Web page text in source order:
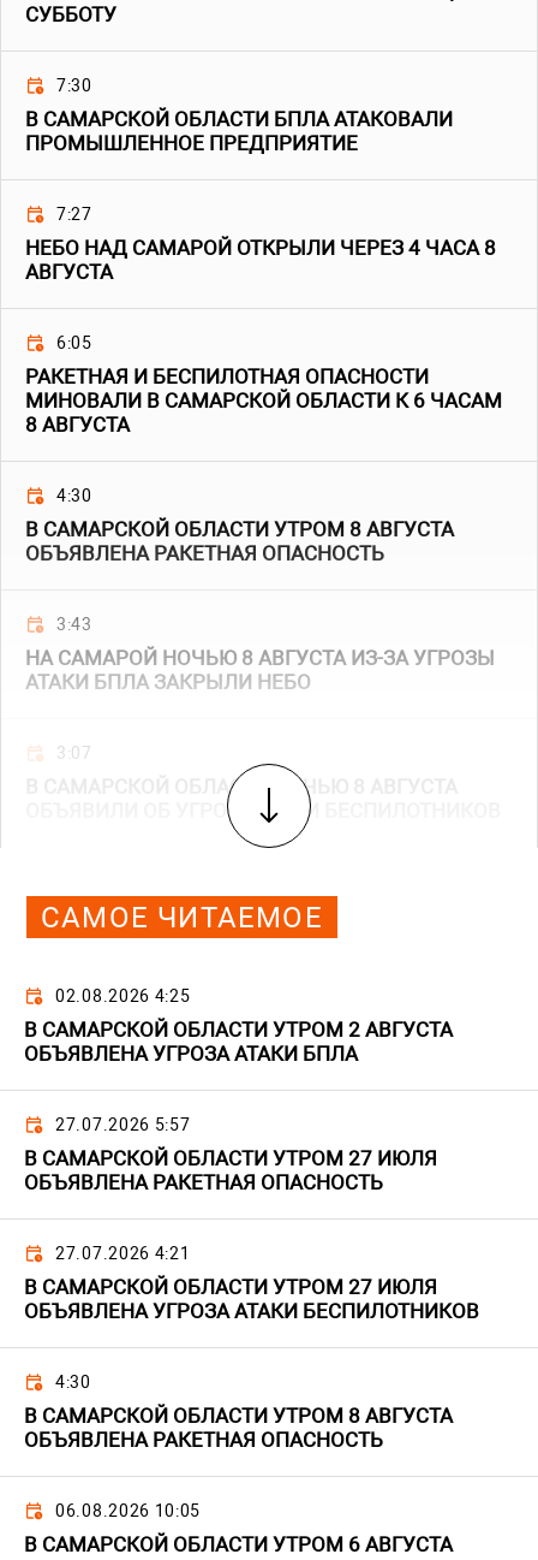
СУББОТУ
7:30
В САМАРСКОЙ ОБЛАСТИ БПЛА АТАКОВАЛИ
ПРОМЫШЛЕННОЕ ПРЕДПРИЯТИЕ
7:27
НЕБО НАД САМАРОЙ ОТКРЫЛИ ЧЕРЕЗ 4 ЧАСА 8
АВГУСТА
6:05
РАКЕТНАЯ И БЕСПИЛОТНАЯ ОПАСНОСТИ
МИНОВАЛИ В САМАРСКОЙ ОБЛАСТИ К 6 ЧАСАМ
8 АВГУСТА
4:30
В САМАРСКОЙ ОБЛАСТИ УТРОМ 8 АВГУСТА
ОБЪЯВЛЕНА РАКЕТНАЯ ОПАСНОСТЬ
3:43
НА САМАРОЙ НОЧЬЮ 8 АВГУСТА ИЗ-ЗА УГРОЗЫ
АТАКИ БПЛА ЗАКРЫЛИ НЕБО
3:07
В САМАРСКОЙ ОБЛАСТИ НОЧЬЮ 8 АВГУСТА
ОБЪЯВИЛИ ОБ УГРОЗЕ АТАКИ БЕСПИЛОТНИКОВ
САМОЕ ЧИТАЕМОЕ
02.08.2026 4:25
В САМАРСКОЙ ОБЛАСТИ УТРОМ 2 АВГУСТА
ОБЪЯВЛЕНА УГРОЗА АТАКИ БПЛА
27.07.2026 5:57
В САМАРСКОЙ ОБЛАСТИ УТРОМ 27 ИЮЛЯ
ОБЪЯВЛЕНА РАКЕТНАЯ ОПАСНОСТЬ
27.07.2026 4:21
В САМАРСКОЙ ОБЛАСТИ УТРОМ 27 ИЮЛЯ
ОБЪЯВЛЕНА УГРОЗА АТАКИ БЕСПИЛОТНИКОВ
4:30
В САМАРСКОЙ ОБЛАСТИ УТРОМ 8 АВГУСТА
ОБЪЯВЛЕНА РАКЕТНАЯ ОПАСНОСТЬ
06.08.2026 10:05
В САМАРСКОЙ ОБЛАСТИ УТРОМ 6 АВГУСТА